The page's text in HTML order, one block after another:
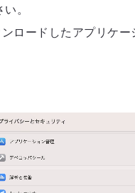
。
ロードしたアプリケー